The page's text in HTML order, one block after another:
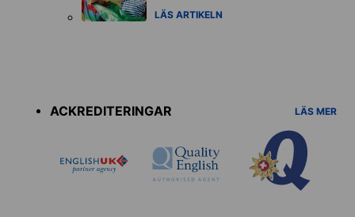
LÄS ARTIKELN
ACKREDITERINGAR
LÄS MER